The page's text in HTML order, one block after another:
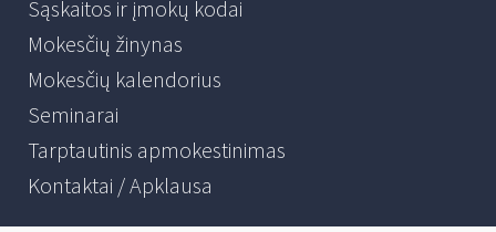
Sąskaitos ir įmokų kodai
Mokesčių žinynas
Mokesčių kalendorius
Seminarai
Tarptautinis apmokestinimas
Kontaktai / Apklausa